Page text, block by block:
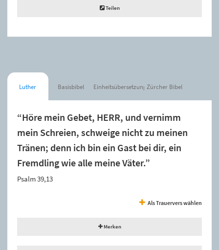
Teilen
Luther Basisbibel Einheitsübersetzung Zürcher Bibel
“Höre mein Gebet, HERR, und vernimm
mein Schreien, schweige nicht zu meinen
Tränen; denn ich bin ein Gast bei dir, ein
Fremdling wie alle meine Väter.”
Psalm 39,13
Als Trauervers wählen
Merken